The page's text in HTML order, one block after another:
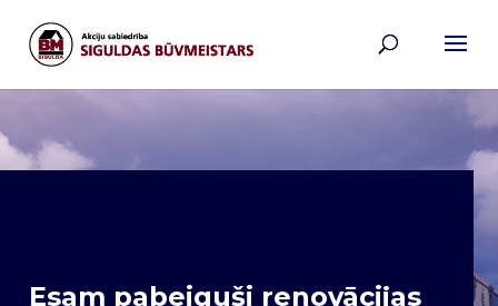
Esam pabeiguši renovācijas